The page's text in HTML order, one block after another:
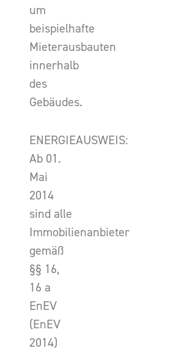
um
beispielhafte
Mieterausbauten
innerhalb
des
Gebäudes.
ENERGIEAUSWEIS:
Ab 01.
Mai
2014
sind alle
Immobilienanbieter
gemäß
§§ 16,
16 a
EnEV
(EnEV
2014)